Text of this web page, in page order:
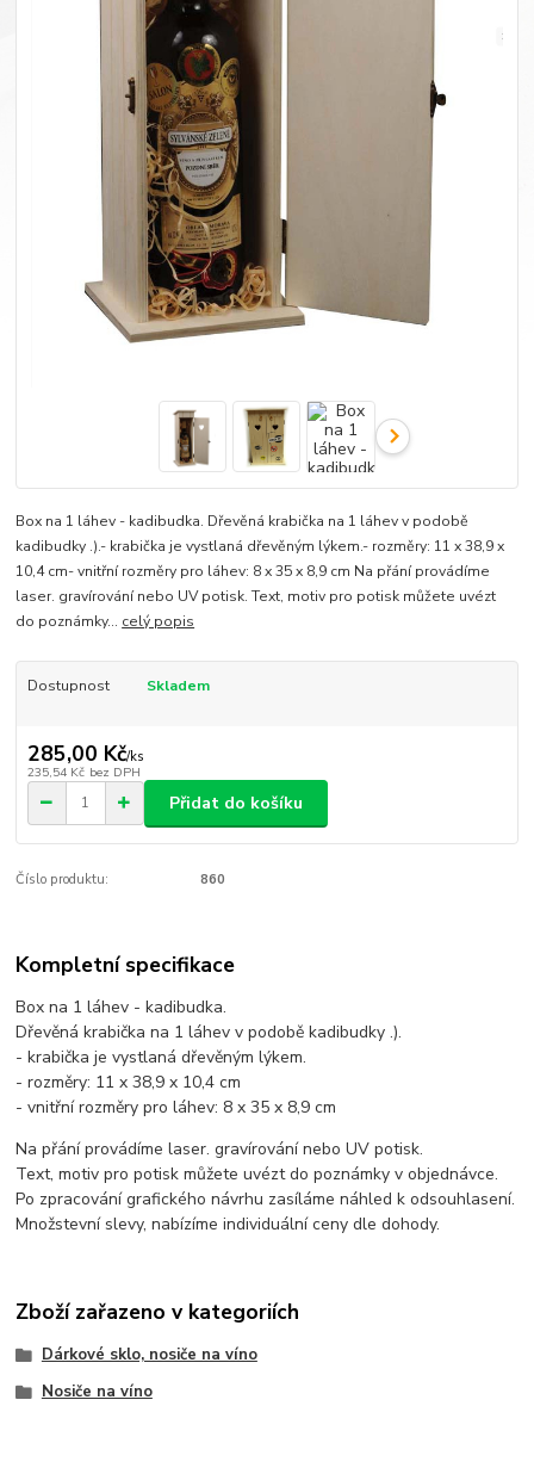
Box na 1 láhev - kadibudka. Dřevěná krabička na 1 láhev v podobě
kadibudky .).- krabička je vystlaná dřevěným lýkem.- rozměry: 11 x 38,9 x
10,4 cm- vnitřní rozměry pro láhev: 8 x 35 x 8,9 cm Na přání provádíme
laser. gravírování nebo UV potisk. Text, motiv pro potisk můžete uvézt
do poznámky... celý popis
Dostupnost Skladem
285,00 Kč/ks
235,54 Kč bez DPH
Přidat do košíku
Číslo produktu: 860
Kompletní specifikace
Box na 1 láhev - kadibudka.
Dřevěná krabička na 1 láhev v podobě kadibudky .).
- krabička je vystlaná dřevěným lýkem.
- rozměry: 11 x 38,9 x 10,4 cm
- vnitřní rozměry pro láhev: 8 x 35 x 8,9 cm
Na přání provádíme laser. gravírování nebo UV potisk.
Text, motiv pro potisk můžete uvézt do poznámky v objednávce.
Po zpracování grafického návrhu zasíláme náhled k odsouhlasení.
Množstevní slevy, nabízíme individuální ceny dle dohody.
Zboží zařazeno v kategoriích
Dárkové sklo, nosiče na víno
Nosiče na víno